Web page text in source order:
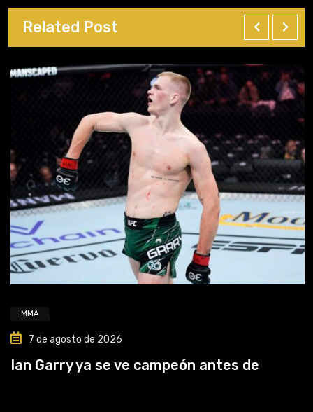
Related Post
MMA
7 de agosto de 2026
Ian Garry ya se ve campeón antes de